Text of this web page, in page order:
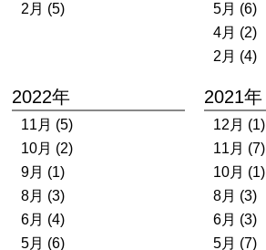
2月 (5)
5月 (6)
4月 (2)
2月 (4)
2022年
11月 (5)
10月 (2)
9月 (1)
8月 (3)
6月 (4)
5月 (6)
2021年
12月 (1)
11月 (7)
10月 (1)
8月 (3)
6月 (3)
5月 (7)